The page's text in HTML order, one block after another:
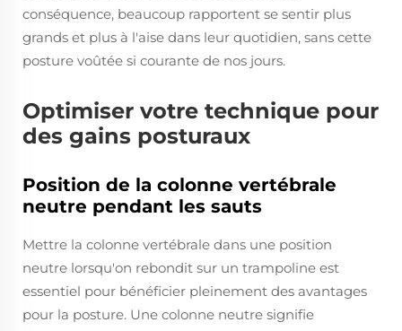
conséquence, beaucoup rapportent se sentir plus
grands et plus à l'aise dans leur quotidien, sans cette
posture voûtée si courante de nos jours.
Optimiser votre technique pour
des gains posturaux
Position de la colonne vertébrale
neutre pendant les sauts
Mettre la colonne vertébrale dans une position
neutre lorsqu'on rebondit sur un trampoline est
essentiel pour bénéficier pleinement des avantages
pour la posture. Une colonne neutre signifie